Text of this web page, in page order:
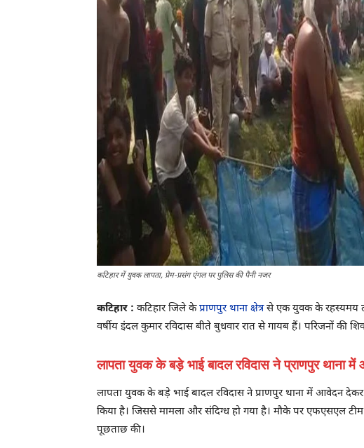
कटिहार में युवक लापता, प्रेम-प्रसंग एंगल पर पुलिस की पैनी नजर
कटिहार : कटिहार जिले केप्राणपुर थाना क्षेत्रसे एक युवक के रहस्यमय
वर्षीय इंदल कुमार रविदास बीते बुधवार रात से गायब हैं। परिजनों
लापता युवक के बड़े भाई बादल रविदास ने प्राणपुर थाना
लापता युवक के बड़े भाई बादल रविदास ने प्राणपुर थाना में आवेदन
किया है। जिससे मामला और संदिग्ध हो गया है। मौके पर एफएसएल
पूछताछ की।